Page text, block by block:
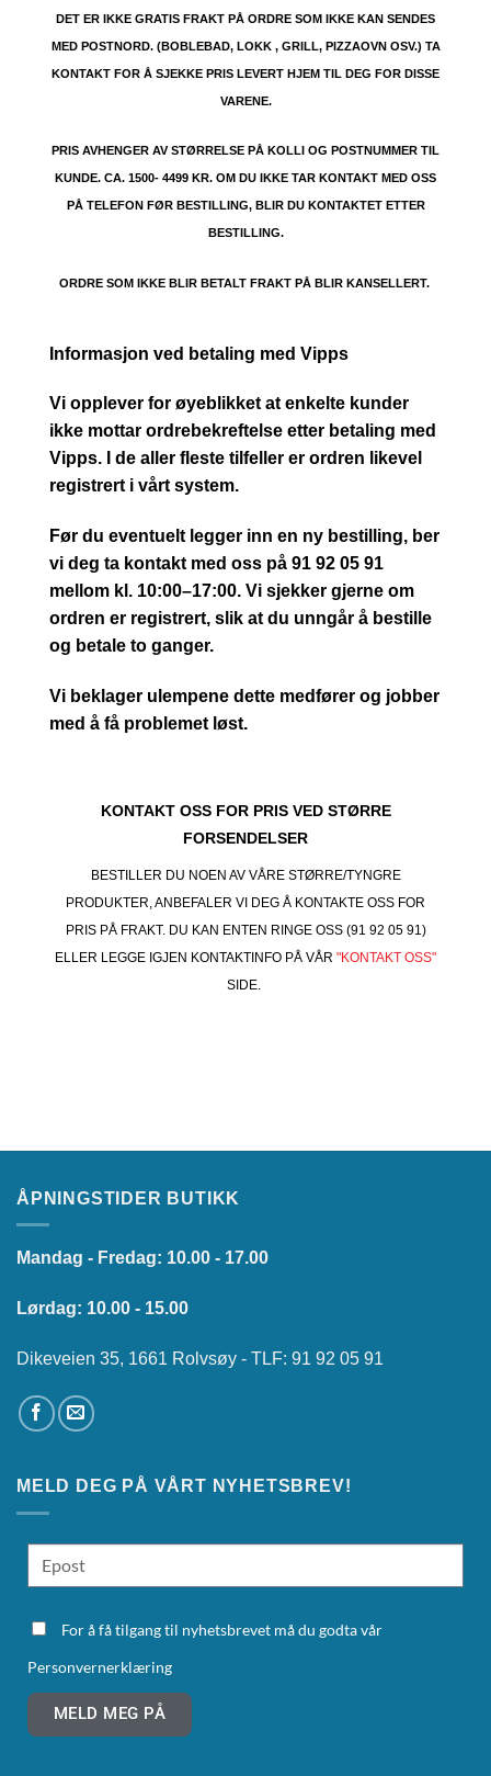
DET ER IKKE GRATIS FRAKT PÅ ORDRE SOM IKKE KAN SENDES
MED POSTNORD. (BOBLEBAD, LOKK , GRILL, PIZZAOVN OSV.) TA
KONTAKT FOR Å SJEKKE PRIS LEVERT HJEM TIL DEG FOR DISSE
VARENE.
PRIS AVHENGER AV STØRRELSE PÅ KOLLI OG POSTNUMMER TIL
KUNDE. CA. 1500- 4499 KR. OM DU IKKE TAR KONTAKT MED OSS
PÅ TELEFON FØR BESTILLING, BLIR DU KONTAKTET ETTER
BESTILLING.
ORDRE SOM IKKE BLIR BETALT FRAKT PÅ BLIR KANSELLERT.
Informasjon ved betaling med Vipps
Vi opplever for øyeblikket at enkelte kunder
ikke mottar ordrebekreftelse etter betaling med
Vipps. I de aller fleste tilfeller er ordren likevel
registrert i vårt system.
Før du eventuelt legger inn en ny bestilling, ber
vi deg ta kontakt med oss på 91 92 05 91
mellom kl. 10:00–17:00. Vi sjekker gjerne om
ordren er registrert, slik at du unngår å bestille
og betale to ganger.
Vi beklager ulempene dette medfører og jobber
med å få problemet løst.
KONTAKT OSS FOR PRIS VED STØRRE
FORSENDELSER
BESTILLER DU NOEN AV VÅRE STØRRE/TYNGRE
PRODUKTER, ANBEFALER VI DEG Å KONTAKTE OSS FOR
PRIS PÅ FRAKT. DU KAN ENTEN RINGE OSS (91 92 05 91)
ELLER LEGGE IGJEN KONTAKTINFO PÅ VÅR "KONTAKT OSS"
SIDE.
ÅPNINGSTIDER BUTIKK
Mandag - Fredag: 10.00 - 17.00
Lørdag: 10.00 - 15.00
Dikeveien 35, 1661 Rolvsøy - TLF: 91 92 05 91
MELD DEG PÅ VÅRT NYHETSBREV!
For å få tilgang til nyhetsbrevet må du godta vår
Personvernerklæring
MELD MEG PÅ